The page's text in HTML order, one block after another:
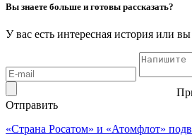
Вы знаете больше и готовы рассказать?
У вас есть интересная история или
Отправить
«Страна Росатом» и «Атомфлот»